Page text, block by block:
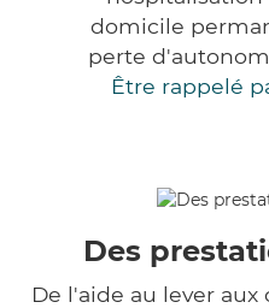
domicile
perte
Être rappelé
Des
De l'aide au lever